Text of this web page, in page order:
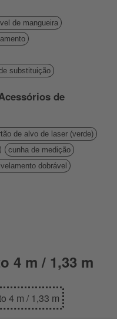
de mangueira
substituição
de
de alvo de laser (verde)
cunha de medição
dobrável
4 m / 1,33 m
4 m / 1,33 m